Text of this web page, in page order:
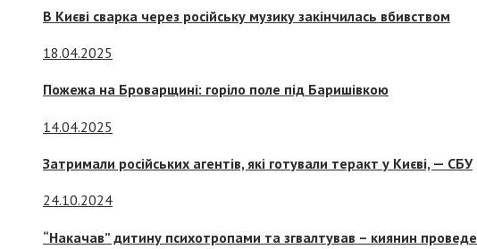
В Києві сварка через російську музику закінчилась вбивством
18.04.2025
Пожежа на Броварщині: горіло поле під Баришівкою
14.04.2025
Затримали російських агентів, які готували теракт у Києві, — СБУ
24.10.2024
“Накачав” дитину психотропами та згвалтував – киянин